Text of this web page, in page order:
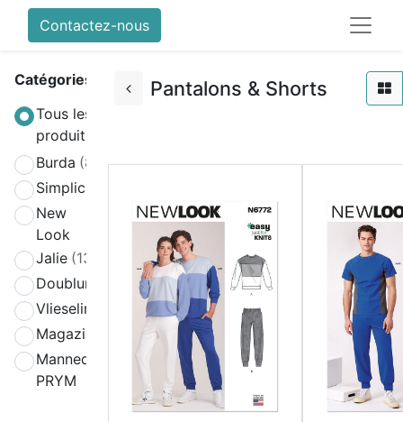
Contactez-nous
Catégories
Tous les
produits
Burda (808)
Simplicity
New
Look
(270)
Jalie (139)
Doublure
Vlieseline
Magazines
Mannequin
PRYM
(4)
Pantalons & Shorts